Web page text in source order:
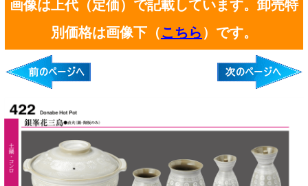
画像は上代（定価）で記載しています。卸売特
別価格は画像下（こちら ）です。